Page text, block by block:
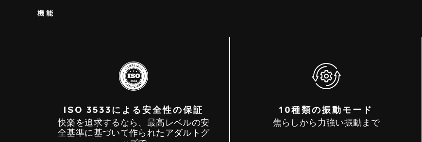
機能
ISO 3533による安全性の保証
快楽を追求するなら、最高レベルの安
全基準に基づいて作られたアダルトグ
10種類の振動モード
焦らしから力強い振動まで